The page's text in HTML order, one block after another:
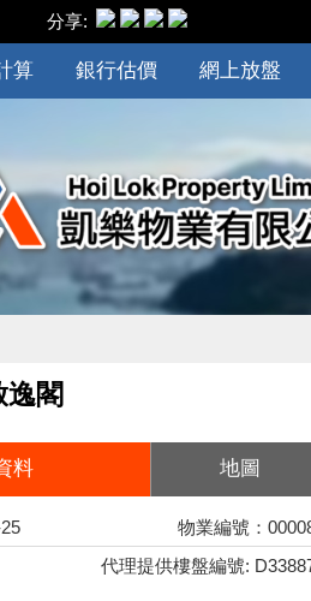
分享:
算 銀行估價 網上放盤
閣
料 地圖
物業編號：
代理提供樓盤編號: